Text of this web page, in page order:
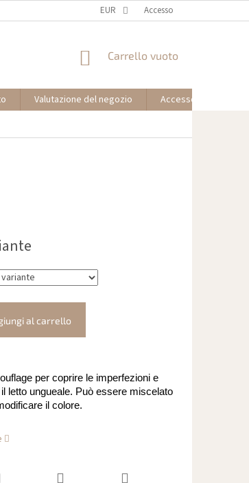
EUR Accesso
CARRELLO
SPESA
Carrello vuoto
Valutazione del negozio
Accesso partner
al carrello
per coprire le imperfezioni e
letto ungueale. Può essere miscelato
il colore.